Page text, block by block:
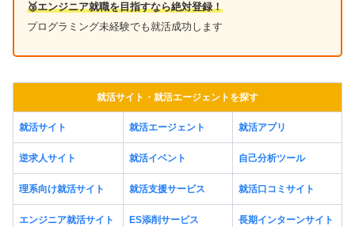
🥉エンジニア就職を目指すなら絶対登録！
プログラミング未経験でも就活成功します
就活サイト・就活エージェントを探す
就活サイト 就活エージェント 就活アプリ
逆求人サイト 就活イベント 自己分析ツール
理系向け就活サイト 就活支援サービス 就活口コミサイト
エンジニア就活サイト ES添削サービス 長期インターンサイト